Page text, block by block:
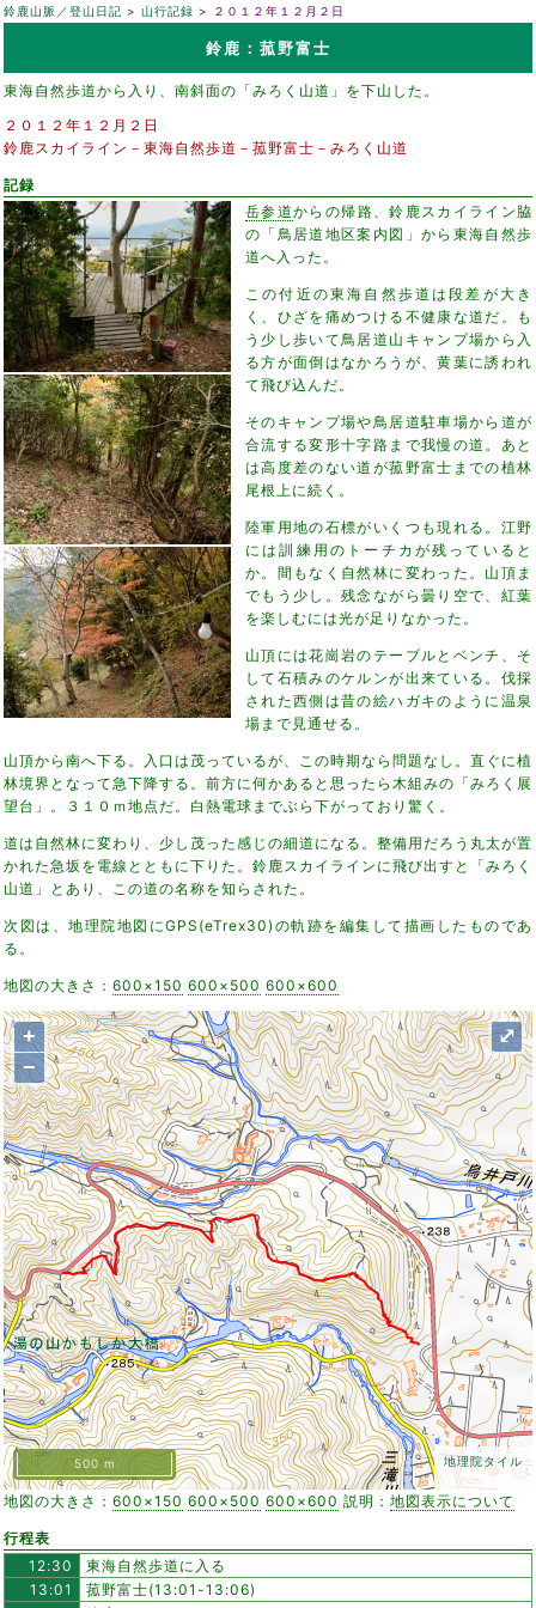
鈴鹿山脈／登山日記 山行記録 ２０１２年１２月２日
鈴鹿：菰野富士
東海自然歩道から入り、南斜面の「みろく山道」を下山した。
２０１２年１２月２日
鈴鹿スカイライン－東海自然歩道－菰野富士－みろく山道
記録
岳参道からの帰路、鈴鹿スカイライン脇
の「鳥居道地区案内図」から東海自然歩
道へ入った。
この付近の東海自然歩道は段差が大き
く、ひざを痛めつける不健康な道だ。も
う少し歩いて鳥居道山キャンプ場から入
る方が面倒はなかろうが、黄葉に誘われ
て飛び込んだ。
そのキャンプ場や鳥居道駐車場から道が
合流する変形十字路まで我慢の道。あと
は高度差のない道が菰野富士までの植林
尾根上に続く。
陸軍用地の石標がいくつも現れる。江野
には訓練用のトーチカが残っていると
か。間もなく自然林に変わった。山頂ま
でもう少し。残念ながら曇り空で、紅葉
を楽しむには光が足りなかった。
山頂には花崗岩のテーブルとベンチ、そ
して石積みのケルンが出来ている。伐採
された西側は昔の絵ハガキのように温泉
場まで見通せる。
山頂から南へ下る。入口は茂っているが、この時期なら問題なし。直ぐに植
林境界となって急下降する。前方に何かあると思ったら木組みの「みろく展
望台」。３１０ｍ地点だ。白熱電球までぶら下がっており驚く。
道は自然林に変わり、少し茂った感じの細道になる。整備用だろう丸太が置
かれた急坂を電線とともに下りた。鈴鹿スカイラインに飛び出すと「みろく
山道」とあり、この道の名称を知らされた。
次図は、地理院地図にGPS(eTrex30)の軌跡を編集して描画したものであ
る。
地図の大きさ： 600×150 600×500 600×600
+
−
地理院タイル
⤢
500 m
地図の大きさ： 600×150 600×500 600×600 説明： 地図表示について
行程表
12:30
東海自然歩道に入る
13:01
菰野富士(13:01-13:06)